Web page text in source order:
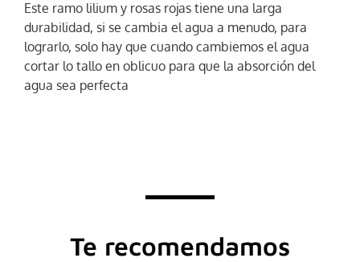
Este ramo lilium y rosas rojas tiene una larga
durabilidad, si se cambia el agua a menudo, para
lograrlo, solo hay que cuando cambiemos el agua
cortar lo tallo en oblicuo para que la absorción del
agua sea perfecta
Te recomendamos